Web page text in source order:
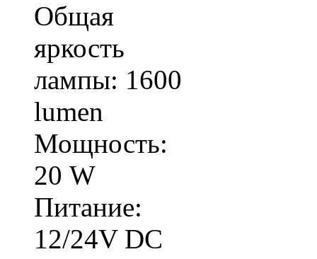
Общая
яркость
лампы: 1600
lumen
Мощность:
20 W
Питание:
12/24V DC